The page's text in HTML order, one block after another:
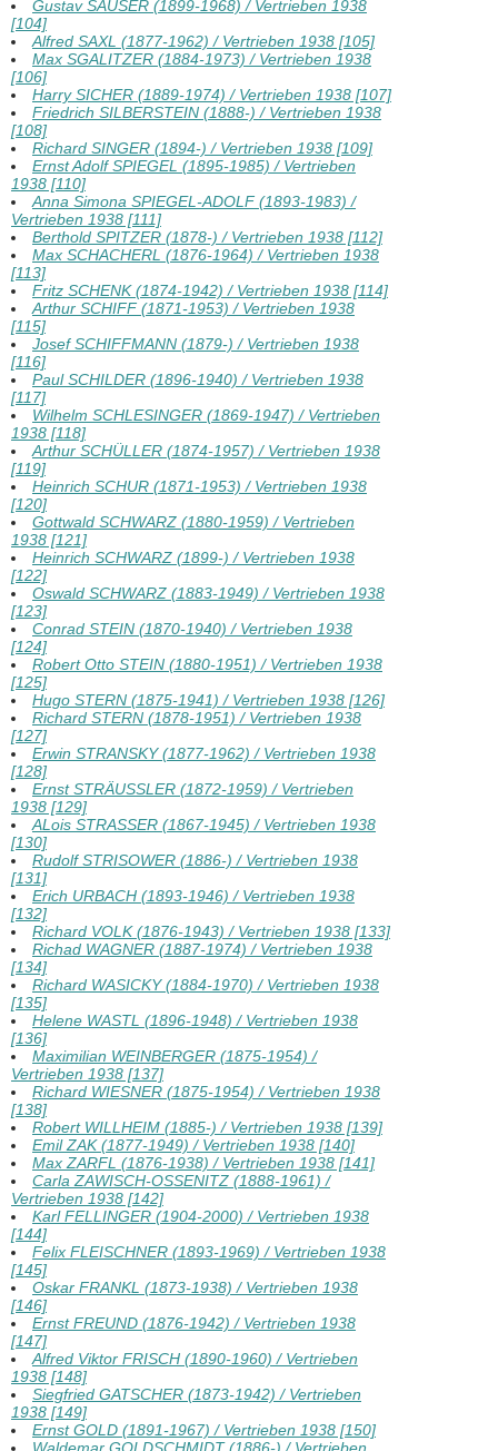
Gustav SAUSER (1899-1968) / Vertrieben 1938
[104]
Alfred SAXL (1877-1962) / Vertrieben 1938 [105]
Max SGALITZER (1884-1973) / Vertrieben 1938
[106]
Harry SICHER (1889-1974) / Vertrieben 1938 [107]
Friedrich SILBERSTEIN (1888-) / Vertrieben 1938
[108]
Richard SINGER (1894-) / Vertrieben 1938 [109]
Ernst Adolf SPIEGEL (1895-1985) / Vertrieben
1938 [110]
Anna Simona SPIEGEL-ADOLF (1893-1983) /
Vertrieben 1938 [111]
Berthold SPITZER (1878-) / Vertrieben 1938 [112]
Max SCHACHERL (1876-1964) / Vertrieben 1938
[113]
Fritz SCHENK (1874-1942) / Vertrieben 1938 [114]
Arthur SCHIFF (1871-1953) / Vertrieben 1938
[115]
Josef SCHIFFMANN (1879-) / Vertrieben 1938
[116]
Paul SCHILDER (1896-1940) / Vertrieben 1938
[117]
Wilhelm SCHLESINGER (1869-1947) / Vertrieben
1938 [118]
Arthur SCHÜLLER (1874-1957) / Vertrieben 1938
[119]
Heinrich SCHUR (1871-1953) / Vertrieben 1938
[120]
Gottwald SCHWARZ (1880-1959) / Vertrieben
1938 [121]
Heinrich SCHWARZ (1899-) / Vertrieben 1938
[122]
Oswald SCHWARZ (1883-1949) / Vertrieben 1938
[123]
Conrad STEIN (1870-1940) / Vertrieben 1938
[124]
Robert Otto STEIN (1880-1951) / Vertrieben 1938
[125]
Hugo STERN (1875-1941) / Vertrieben 1938 [126]
Richard STERN (1878-1951) / Vertrieben 1938
[127]
Erwin STRANSKY (1877-1962) / Vertrieben 1938
[128]
Ernst STRÄUSSLER (1872-1959) / Vertrieben
1938 [129]
ALois STRASSER (1867-1945) / Vertrieben 1938
[130]
Rudolf STRISOWER (1886-) / Vertrieben 1938
[131]
Erich URBACH (1893-1946) / Vertrieben 1938
[132]
Richard VOLK (1876-1943) / Vertrieben 1938 [133]
Richad WAGNER (1887-1974) / Vertrieben 1938
[134]
Richard WASICKY (1884-1970) / Vertrieben 1938
[135]
Helene WASTL (1896-1948) / Vertrieben 1938
[136]
Maximilian WEINBERGER (1875-1954) /
Vertrieben 1938 [137]
Richard WIESNER (1875-1954) / Vertrieben 1938
[138]
Robert WILLHEIM (1885-) / Vertrieben 1938 [139]
Emil ZAK (1877-1949) / Vertrieben 1938 [140]
Max ZARFL (1876-1938) / Vertrieben 1938 [141]
Carla ZAWISCH-OSSENITZ (1888-1961) /
Vertrieben 1938 [142]
Karl FELLINGER (1904-2000) / Vertrieben 1938
[144]
Felix FLEISCHNER (1893-1969) / Vertrieben 1938
[145]
Oskar FRANKL (1873-1938) / Vertrieben 1938
[146]
Ernst FREUND (1876-1942) / Vertrieben 1938
[147]
Alfred Viktor FRISCH (1890-1960) / Vertrieben
1938 [148]
Siegfried GATSCHER (1873-1942) / Vertrieben
1938 [149]
Ernst GOLD (1891-1967) / Vertrieben 1938 [150]